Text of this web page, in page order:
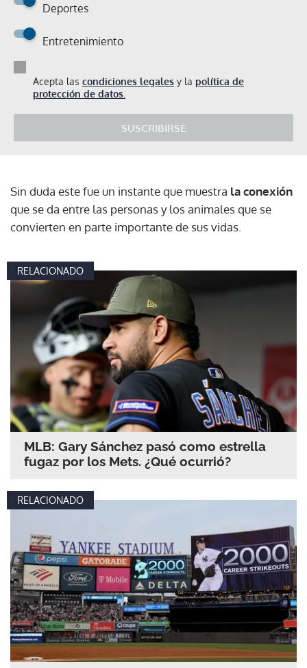
Deportes
Entretenimiento
Acepta las condiciones legales y la política de
protección de datos.
SUSCRIBIRSE
Sin duda este fue un instante que muestra la conexión
que se da entre las personas y los animales que se
convierten en parte importante de sus vidas.
RELACIONADO
MLB: Gary Sánchez pasó como estrella
fugaz por los Mets. ¿Qué ocurrió?
RELACIONADO